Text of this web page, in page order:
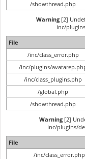
/showthread.php
Warning[2]
inc/
File
/inc/class_error.php
/inc/plugins/
/inc/class_plugins.php
/global.php
/showthread.php
Warning[2]
inc/plugins/
File
/inc/class_error.php